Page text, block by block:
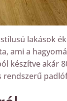
lakások
ami a
készítve akár